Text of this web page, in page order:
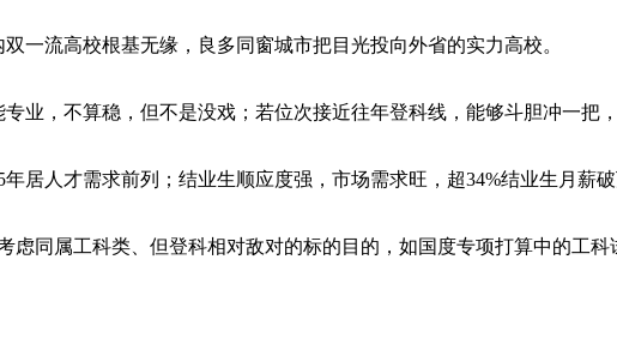
流高校根基无缘，良多同窗城市把目光投向外省的实力高校。
，不算稳，但不是没戏；若位次接近往年登科线，能够斗胆冲一把
人才需求前列；结业生顺应度强，市场需求旺，超34%结业生月薪破
同属工科类、但登科相对敌对的标的目的，如国度专项打算中的工科